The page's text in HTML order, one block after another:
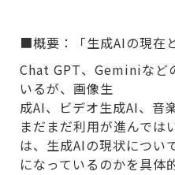
■概要：「生成AIの現在
Chat GPT、Geminiなど
いるが、画像生
成AI、ビデオ生成AI、音
まだまだ利用が進んでは
は、生成AIの現状につい
になっているのかを具体